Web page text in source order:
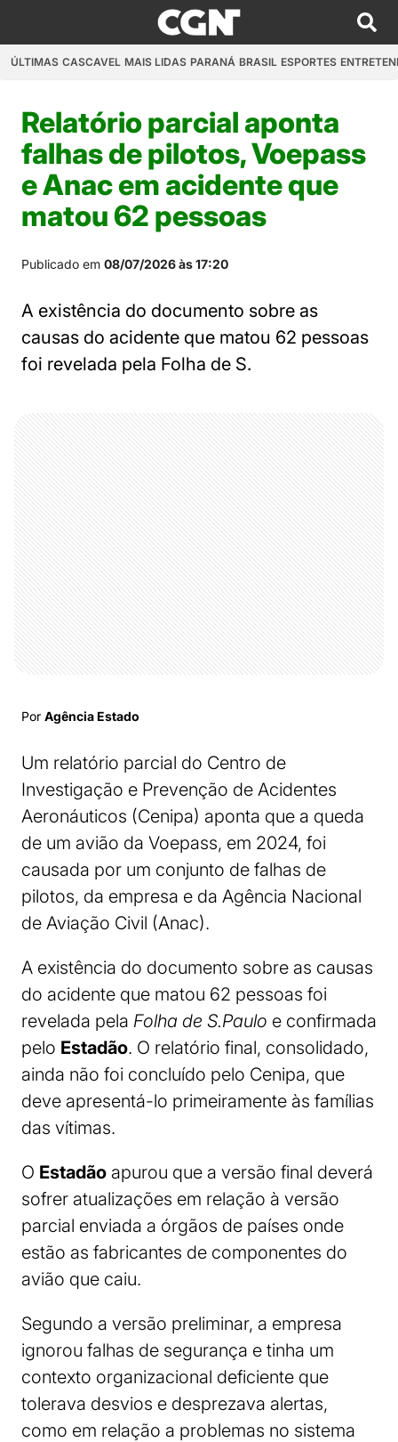
ÚLTIMAS CASCAVEL MAIS LIDAS PARANÁ BRASIL ESPORTES
Relatório parcial aponta
falhas de pilotos, Voepass
e Anac em acidente que
matou 62 pessoas
Publicado em 08/07/2026 às 17:20
A existência do documento sobre as
causas do acidente que matou 62 pessoas
foi revelada pela Folha de S.
Por Agência Estado
Um relatório parcial do Centro de
Investigação e Prevenção de Acidentes
Aeronáuticos (Cenipa) aponta que a queda
de um avião da Voepass, em 2024, foi
causada por um conjunto de falhas de
pilotos, da empresa e da Agência Nacional
de Aviação Civil (Anac).
A existência do documento sobre as causas
do acidente que matou 62 pessoas foi
revelada pela Folha de S.Paulo e confirmada
pelo Estadão. O relatório final, consolidado,
ainda não foi concluído pelo Cenipa, que
deve apresentá-lo primeiramente às famílias
das vítimas.
O Estadão apurou que a versão final deverá
sofrer atualizações em relação à versão
parcial enviada a órgãos de países onde
estão as fabricantes de componentes do
avião que caiu.
Segundo a versão preliminar, a empresa
ignorou falhas de segurança e tinha um
contexto organizacional deficiente que
tolerava desvios e desprezava alertas,
como em relação a problemas no sistema